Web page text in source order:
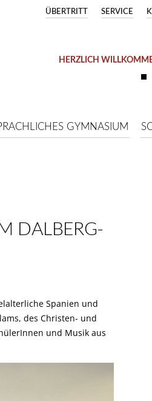
SERVICE
ÜBERTRITT
HERZLICH
GYMNASIUM
DALBERG-
Spanien und
des Christen- und
und Musik aus